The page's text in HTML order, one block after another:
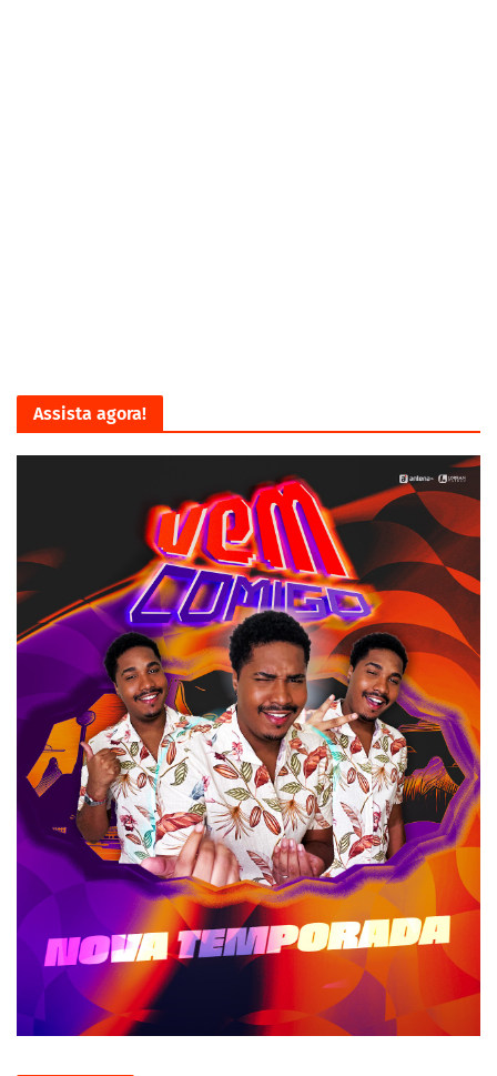
Assista agora!